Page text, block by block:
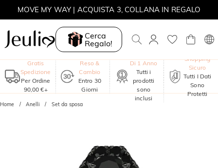
MOVE MY WAY | ACQUISTA 3, COLLANA IN REGALO
Cerca
Regalo!
Gratis
Spedizione
Per Ordine
90,00 €+
Reso &
Cambio
Entro 30
Giorni
Di 1 Anno
Tutti i
prodotti
sono
inclusi
Shopping
Sicuro
Tutti I Dati
Sono
Protetti
Home Anelli Set da sposa